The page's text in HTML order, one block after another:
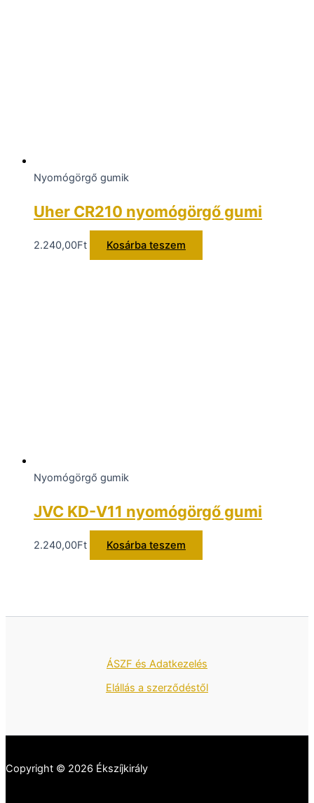
Nyomógörgő gumik
Uher CR210 nyomógörgő gumi
2.240,00Ft Kosárba teszem
Nyomógörgő gumik
JVC KD-V11 nyomógörgő gumi
2.240,00Ft Kosárba teszem
ÁSZF és Adatkezelés
Elállás a szerződéstől
Copyright © 2026 Ékszíjkirály